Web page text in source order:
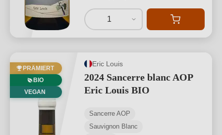
1
PRÄMIERT
BIO
VEGAN
Eric Louis
2024 Sancerre blanc AOP
Eric Louis BIO
Sancerre AOP
Sauvignon Blanc